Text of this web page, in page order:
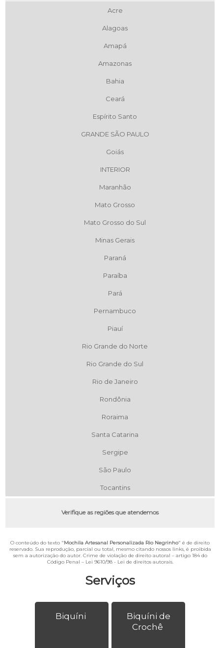
Serviços
Biquíni
Biquíni de
Crochê
Acre
Alagoas
Amapá
Amazonas
Bahia
Ceará
Espírito Santo
GRANDE SÃO PAULO
Goiás
INTERIOR
Maranhão
Mato Grosso
Mato Grosso do Sul
Minas Gerais
Paraná
Paraíba
Pará
Pernambuco
Piauí
Rio Grande do Norte
Rio Grande do Sul
Rio de Janeiro
Rondônia
Roraima
Santa Catarina
Sergipe
São Paulo
Tocantins
Verifique as regiões que atendemos
O conteúdo do texto "Mochila Artesanal Personalizada Rio Negrinho" é de direito
reservado. Sua reprodução, parcial ou total, mesmo citando nossos links, é proibida
sem a autorização do autor. Crime de violação de direito autoral – artigo 184 do
Código Penal – Lei 9610/98 - Lei de direitos autorais.